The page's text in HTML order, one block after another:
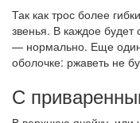
Так как трос более
звенья. В каждое будет
— нормально. Еще
оболочке: ржаветь не
С